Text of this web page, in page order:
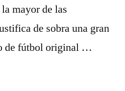
mayor de las
de sobra una gran
de fútbol original …